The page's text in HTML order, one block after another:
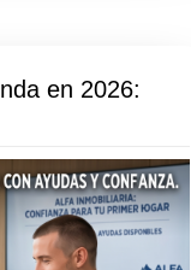
en 2026: